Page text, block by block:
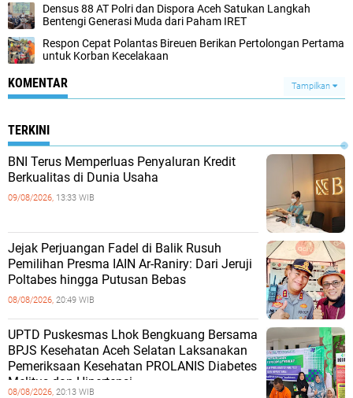
Densus 88 AT Polri dan Dispora Aceh Satukan Langkah
Bentengi Generasi Muda dari Paham IRET
Respon Cepat Polantas Bireuen Berikan Pertolongan Pertama
untuk Korban Kecelakaan
KOMENTAR Tampilkan
TERKINI
BNI Terus Memperluas Penyaluran Kredit
Berkualitas di Dunia Usaha
09/08/2026, 13:33 WIB
Jejak Perjuangan Fadel di Balik Rusuh
Pemilihan Presma IAIN Ar-Raniry: Dari Jeruji
Poltabes hingga Putusan Bebas
08/08/2026, 20:49 WIB
UPTD Puskesmas Lhok Bengkuang Bersama
BPJS Kesehatan Aceh Selatan Laksanakan
Pemeriksaan Kesehatan PROLANIS Diabetes
Melitus dan Hipertensi
08/08/2026, 20:13 WIB